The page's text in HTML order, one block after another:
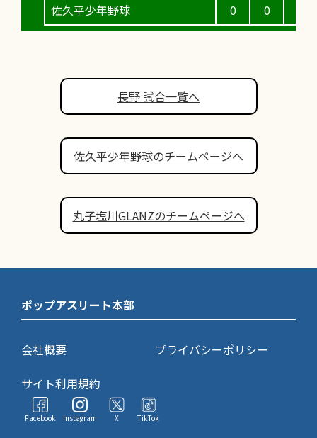
佐久平少年野球
0
0
長野 試合一覧へ
佐久平少年野球のチームページへ
丸子塩川GLANZのチームページへ
ポップアスリート本部
会社概要
プライバシーポリシー
サイト利用規約
Facebook Instagram X TikTok